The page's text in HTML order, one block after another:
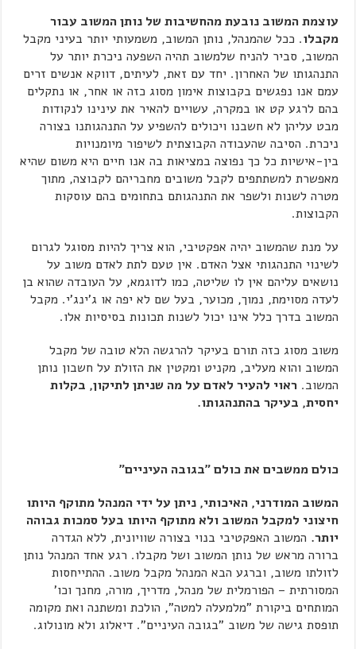
עוצמת המשוב נובעת מהחשיבות של נותן המשוב עבור
מקבלו. ככל שהמנהל, נותן המשוב, משמעותי יותר בעיני מקבל
המשוב, סביר להניח שלמשוב תהיה השפעה ניכרת יותר על
התנהגותו של האחרון. יחד עם זאת, לעיתים, דווקא אנשים זרים
עמם אנו נפגשים בקבוצות אימון מסוג כזה או אחר, או נתקלים
בהם לרגע קט או במקרה, עשויים להאיר את עינינו לנקודות
מבט עליהן לא חשבנו ויכולים להשפיע על התנהגותנו בצורה
ניכרת. הסיבה שהעבודה הקבוצתית לשיפור מיומנויות
בין-אישיות כל כך נפוצה במציאות בה אנו חיים היא משום שהיא
מאפשרת למשתתפים לקבל משובים מחבריהם לקבוצה, מתוך
מטרה לשנות ולשפר את התנהגותם בתחומים בהם עוסקות
הקבוצות.
על מנת שהמשוב יהיה אפקטיבי, הוא צריך להיות מסוגל לגרום
לשינוי התנהגותי אצל האדם. אין טעם לתת לאדם משוב על
נושאים עליהם אין לו שליטה, כמו לדוגמא, על העובדה שהוא בן
לעדה מסוימת, נמוך, מכוער, בעל שם לא יפה או ג'ינג'י. מקבל
המשוב בדרך כלל אינו יכול לשנות תכונות בסיסיות אלו.
משוב מסוג כזה תורם בעיקר להרגשה הלא טובה של מקבל
המשוב והוא מעליב, מקניט ומקטין את הזולת על חשבון נותן
המשוב.ראוי להעיר לאדם על מה שניתן לתיקון, בקלות
יחסית, בעיקר בהתנהגותו.
כולם ממשבים את כולם "בגובה העיניים"
המשוב המודרני, האיכותי, ניתן על ידי המנהל מתוקף היותו
חיצוני למקבל המשוב ולא מתוקף היותו בעל סמכות גבוהה
יותר. המשוב האפקטיבי בנוי בצורה שוויונית, ללא הגדרה
ברורה מראש של נותן המשוב ושל מקבלו. רגע אחד המנהל נותן
לזולתו משוב, וברגע הבא המנהל מקבל משוב. ההתייחסות
המסורתית – הפורמלית של מנהל, מדריך, מורה, מחנך וכו'
המותחים ביקורת "מלמעלה למטה", הולכת ומשתנה ואת מקומה
תופסת גישה של משוב "בגובה העיניים". דיאלוג ולא מונולוג.